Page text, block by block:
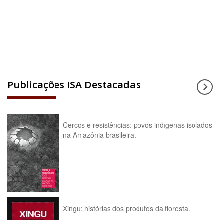
Publicações ISA Destacadas
Cercos e resistências: povos indígenas isolados
na Amazônia brasileira.
Xingu: histórias dos produtos da floresta.